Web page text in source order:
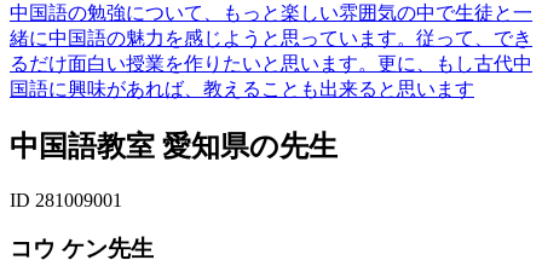
中国語の勉強について、もっと楽しい雰囲気の中で生徒と一
緒に中国語の魅力を感じようと思っています。従って、でき
るだけ面白い授業を作りたいと思います。更に、もし古代中
国語に興味があれば、教えることも出来ると思います
中国語教室 愛知県の先生
ID 281009001
コウ ケン先生